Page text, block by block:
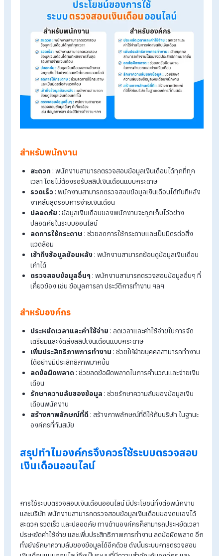
2. ค้นหาข้อมูลเงินเดือน
ไปที่เมนูขีดสามขีดด้านล่างขวา เพื่อเลือกเมนูเงินเดือนที่ต้องการต
สอบ จากนั้นใส่รหัสความปลอดภัยเพื่อยืนยันตัวตน จากนั้น App จะ
แสดงหัวข้อต่างๆ ให้เลือกเมนูสรุปเงินเดือน
3. ตรวจสอบข้อมูลเงินเดือน
หลังจากเข้ามาที่หน้าสรุปเงินเดือนแล้ว พนักงานจะสามารถตรวจ
รายละเอียดต่างๆ ในข้อมูลเงินเดือน ให้ถูกต้อง เช่น เงินเดือนพื้นฐ
เบี้ยขยัน การลางาน ค่าล่วงเวลาเงินโบนัสประกันสังคม กองทุน
ออนไลน์ออกมาเพื่อตรวจสอบ หรือนำไปใช้งานได้เลย อีกทั้งพนัก
หรือตรวจสอบความถูกต้องอีกครั้ง
ประโยชน์ของการใช้ระบบตรวจสอบเงิน
เดือนออนไลน์
สำหรับพนักงาน
สะดวก: พนักงานสามารถตรวจสอบข้อมูลเงินเดือนได้ทุกที่ทุก
จากสิ้นสุดรอบการจ่ายเงินเดือน
ปลอดภัย: ข้อมูลเงินเดือนของพนักงานจะถูกเก็บไว้อย่าง
ปลอดภัยในระบบออนไลน์
ลดการใช้กระดาษ: ช่วยลดการใช้กระดาษและเป็นมิตรต่อสิ่ง
แวดล้อม